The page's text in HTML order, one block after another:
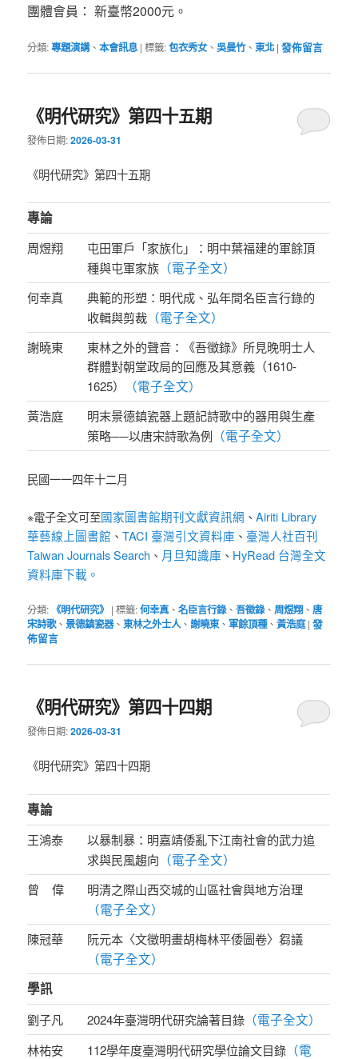
團體會員： 新臺幣2000元。
分類:專題演講、本會訊息 |標籤:包衣秀女、吳曼竹、東北 |發佈留言
《明代研究》第四十五期
發佈日期:2026-03-31
《明代研究》第四十五期
專論
周煜翔
屯田軍戶「家族化」：明中葉福建的軍餘頂
種與屯軍家族 （電子全文）
何幸真
典範的形塑：明代成、弘年間名臣言行錄的
收輯與剪裁 （電子全文）
謝曉東
東林之外的聲音：《吾徵錄》所見晚明士人
群體對朝堂政局的回應及其意義（1610-
1625）
（電子全文）
黃浩庭
明末景德鎮瓷器上題記詩歌中的器用與生產
策略──以唐宋詩歌為例 （電子全文）
民國一一四年十二月
※電子全文可至國家圖書館期刊文獻資訊網 、Airiti Library
華藝線上圖書館 、TACI 臺灣引文資料庫 、 臺灣人社百刊
Taiwan Journals Search 、 月旦知識庫 、 HyRead 台灣全文
資料庫下載。
分類: 《明代研究》 |標籤:何幸真、名臣言行錄、吾徵錄、 周煜翔 、 唐
宋詩歌、景德鎮瓷器、東林之外士人 、謝曉東、軍餘頂種、黃浩庭 |發
佈留言
《明代研究》第四十四期
發佈日期:2026-03-31
《明代研究》第四十四期
專論
王鴻泰
以暴制暴：明嘉靖倭亂下江南社會的武力追
求與民風趨向 （電子全文）
曾 偉 明清之際山西交城的山區社會與地方治理
（電子全文）
陳冠華 阮元本〈文徵明畫胡梅林平倭圖卷〉芻議
（電子全文）
學訊
劉子凡 2024年臺灣明代研究論著目錄 （電子全文）
林祐安 112學年度臺灣明代研究學位論文目錄 （電